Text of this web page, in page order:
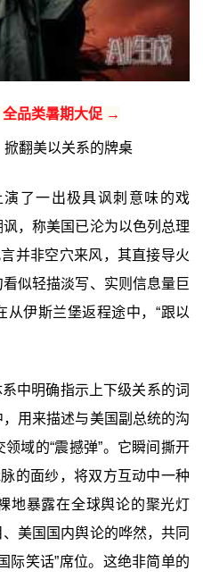
品类暑期大促 →
掀翻美以关系的牌桌
了一出极具讽刺意味的戏
，称美国已沦为以色列总理
并非空穴来风，其直接导火
似轻描淡写、实则信息量巨
从伊斯兰堡返程途中，“跟以
中明确指示上下级关系的词
用来描述与美国副总统的沟
域的“震撼弹”。它瞬间撕开
的面纱，将双方互动中一种
地暴露在全球舆论的聚光灯
美国国内舆论的哗然，共同
际笑话”席位。这绝非简单的